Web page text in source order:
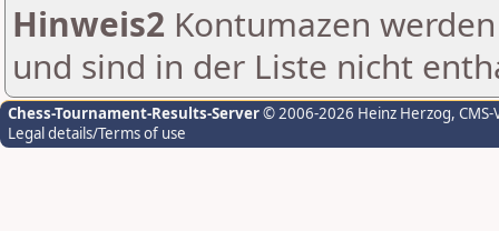
Hinweis2 Kontumazen
und sind in der Liste nicht
Chess-Tournament-Results-Server© 2006-2026 Heinz Herzog,
Legal details/Terms of use